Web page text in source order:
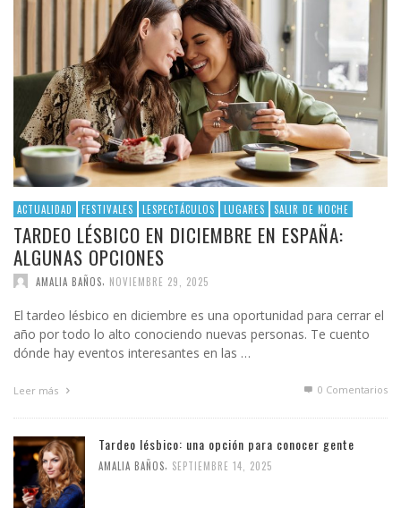
ACTUALIDAD FESTIVALES LESPECTÁCULOS LUGARES SALIR DE NOCHE
TARDEO LÉSBICO EN DICIEMBRE EN ESPAÑA:
ALGUNAS OPCIONES
AMALIA BAÑOS NOVIEMBRE 29, 2025
El tardeo lésbico en diciembre es una oportunidad para cerrar el
año por todo lo alto conociendo nuevas personas. Te cuento
dónde hay eventos interesantes en las …
Leer más 0 Comentarios
Tardeo lésbico: una opción para conocer gente
AMALIA BAÑOS, SEPTIEMBRE 14, 2025